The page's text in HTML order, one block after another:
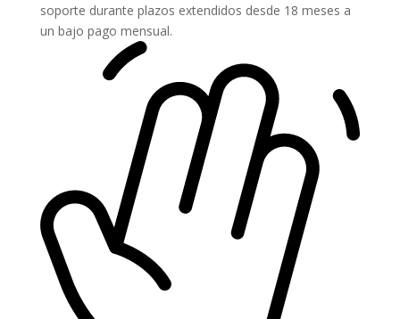
soporte durante plazos extendidos desde 18 meses a
un bajo pago mensual.